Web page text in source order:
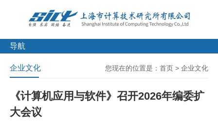
导航
您现在的位置是： 首页 > 企业文化
企业文化
《计算机应用与软件》召开2026年编委扩
大会议